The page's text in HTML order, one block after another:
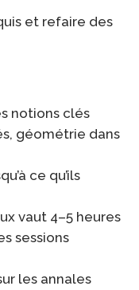
et refaire des
notions clés
géométrie dans
ce qu’ils
vaut 4–5 heures
sessions
les annales